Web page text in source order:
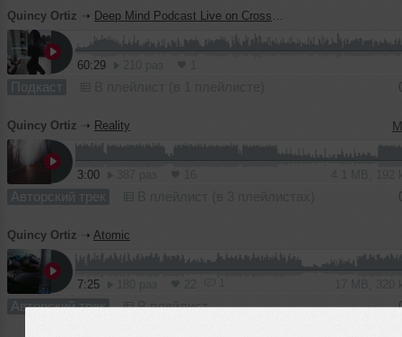
Quincy Ortiz ➝ Deep Mind Podcast Live on Cross Channel Radio
60:29
Подкаст
Quincy Ortiz ➝ Reality
3:00
Авторский трек
Quincy Ortiz ➝ Atomic
7:25
Авторский трек В плейлист